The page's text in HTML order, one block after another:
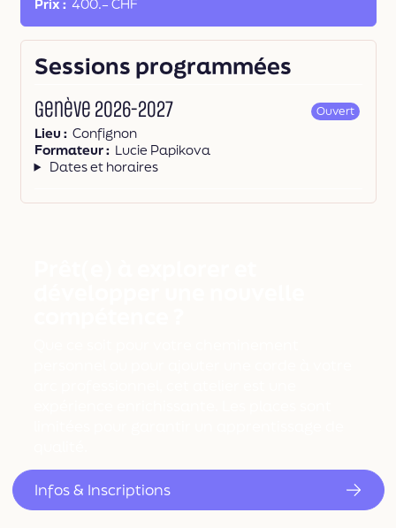
Prix
400.– CHF
Sessions programmées
Genève 2026-2027 Ouvert
Lieu
Confignon
Formateur
Lucie Papikova
Dates et horaires
Infos & Inscriptions